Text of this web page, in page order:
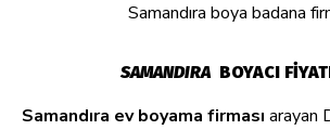
Samandıra boya badana
SAMANDIRABOYACI
Samandıra ev boyama firması arayan